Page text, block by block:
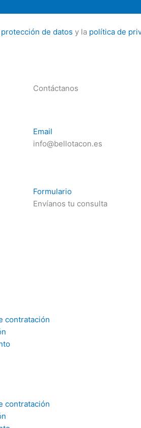
de datos y la política de
Contáctanos
Email
info@bellotacon.es
Formulario
Envíanos tu consulta
contratación
contratación